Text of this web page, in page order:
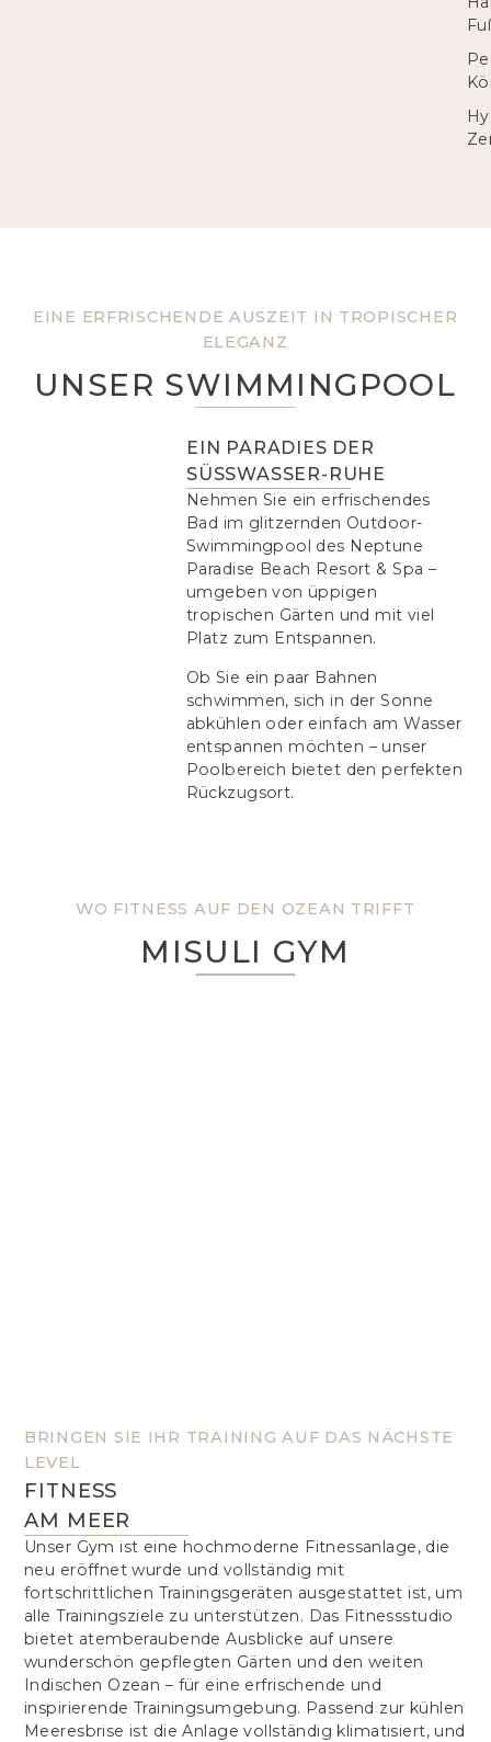
EINE ERFRISCHENDE AUSZEIT IN TROPISCHER
ELEGANZ
UNSER SWIMMINGPOOL
EIN PARADIES DER
SÜSSWASSER-RUHE
Nehmen Sie ein erfrischendes
Bad im glitzernden Outdoor-
Swimmingpool des Neptune
Paradise Beach Resort & Spa –
umgeben von üppigen
tropischen Gärten und mit viel
Platz zum Entspannen.
Ob Sie ein paar Bahnen
schwimmen, sich in der Sonne
abkühlen oder einfach am Wasser
entspannen möchten – unser
Poolbereich bietet den perfekten
Rückzugsort.
WO FITNESS AUF DEN OZEAN TRIFFT
MISULI GYM
BRINGEN SIE IHR TRAINING AUF DAS NÄCHSTE
LEVEL
FITNESS
AM MEER
Unser Gym ist eine hochmoderne Fitnessanlage, die
neu eröffnet wurde und vollständig mit
fortschrittlichen Trainingsgeräten ausgestattet ist, um
alle Trainingsziele zu unterstützen. Das Fitnessstudio
bietet atemberaubende Ausblicke auf unsere
wunderschön gepflegten Gärten und den weiten
Indischen Ozean – für eine erfrischende und
inspirierende Trainingsumgebung. Passend zur kühlen
Meeresbrise ist die Anlage vollständig klimatisiert, und